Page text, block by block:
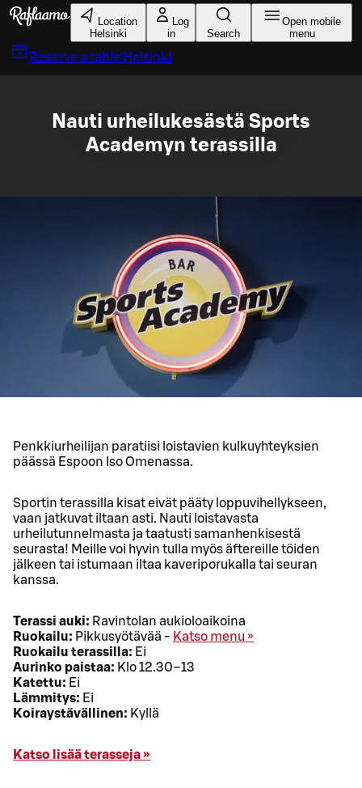
Skip to main content
Location
Helsinki
Log
in
Search
Open mobile
menu
Reserve a table Helsinki
Nauti urheilukesästä Sports
Academyn terassilla
Penkkiurheilijan paratiisi loistavien kulkuyhteyksien
päässä Espoon Iso Omenassa.
Sportin terassilla kisat eivät pääty loppuvihellykseen,
vaan jatkuvat iltaan asti. Nauti loistavasta
urheilutunnelmasta ja taatusti samanhenkisestä
seurasta! Meille voi hyvin tulla myös äftereille töiden
jälkeen tai istumaan iltaa kaveriporukalla tai seuran
kanssa.
Terassi auki: Ravintolan aukioloaikoina
Ruokailu: Pikkusyötävää - Katso menu »
Ruokailu terassilla: Ei
Aurinko paistaa: Klo 12.30–13
Katettu: Ei
Lämmitys: Ei
Koiraystävällinen: Kyllä
Katso lisää terasseja »